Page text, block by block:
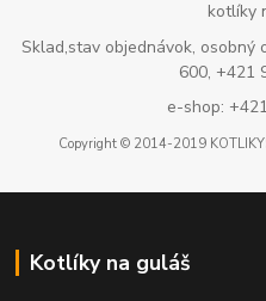
kotlíky
Sklad,stav objednávok, osobný
600, +421
e-shop:
Copyright © 2014-2019
Kotlíky na guláš